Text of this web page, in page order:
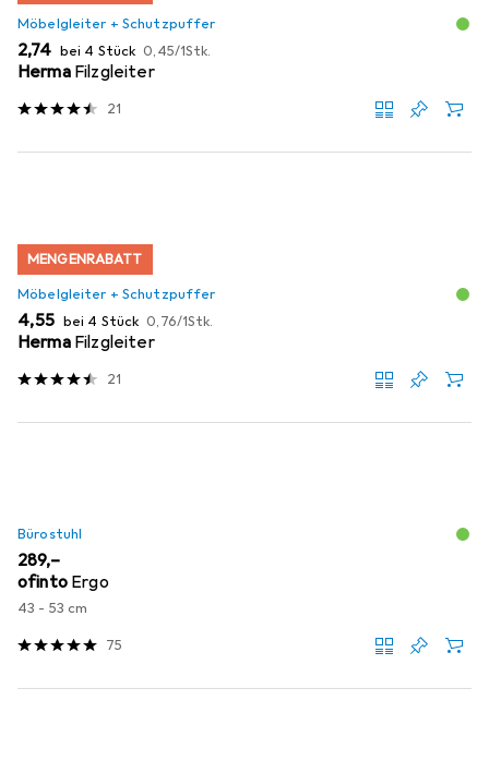
Möbelgleiter + Schutzpuffer
EUR
2,74 bei 4 Stück EUR
0,45/1Stk.
Herma Filzgleiter
21
MENGENRABATT
Möbelgleiter + Schutzpuffer
EUR
4,55 bei 4 Stück EUR
0,76/1Stk.
Herma Filzgleiter
21
Bürostuhl
EUR
289,–
ofinto Ergo
43 - 53 cm
75